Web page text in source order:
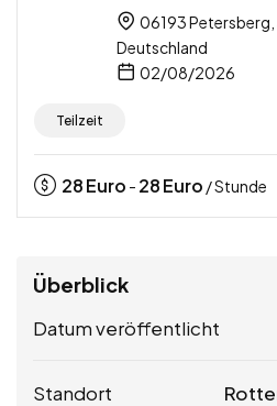
06193 Petersberg,
Deutschland
02/08/2026
Teilzeit
28Euro - 28Euro / Stunde
Überblick
Datum veröffentlicht
Standort